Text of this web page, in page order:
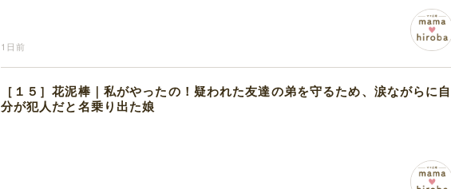
1日前
［１５］花泥棒｜私がやったの！疑われた友達の弟を守るため、涙ながらに自
分が犯人だと名乗り出た娘